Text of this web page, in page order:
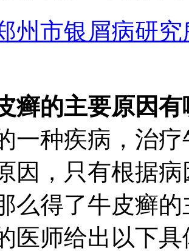
州市银屑病研
癣的主要原因有
一种疾病，治
因，只有根据
么得了牛皮癣
医师给出以下